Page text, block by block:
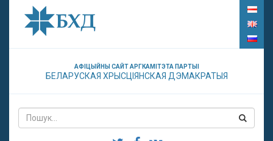
АФІЦЫЙНЫ САЙТ АРГКАМІТЭТА ПАРТЫІ
БЕЛАРУСКАЯ ХРЫСЦІЯНСКАЯ ДЭМАКРАТЫЯ